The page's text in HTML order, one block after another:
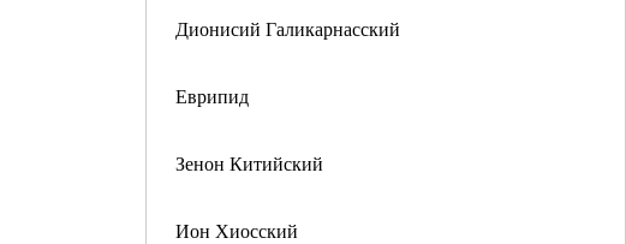
Дионисий Галикарнасский
Еврипид
Зенон Китийский
Ион Хиосский